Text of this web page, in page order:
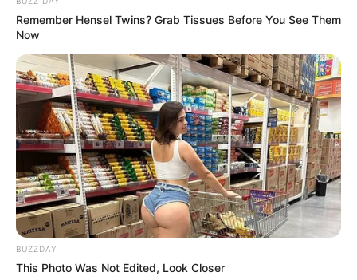
18 มิ.ย. 2022
เรื่องต้องห้ามใน “งานศพ” ตามความเชื่อโบราณ
4 ก.ค. 2020
Remember Hensel Twins? Grab Tissues Before You See Them
Now
BUZZDAY
This Photo Was Not Edited, Look Closer